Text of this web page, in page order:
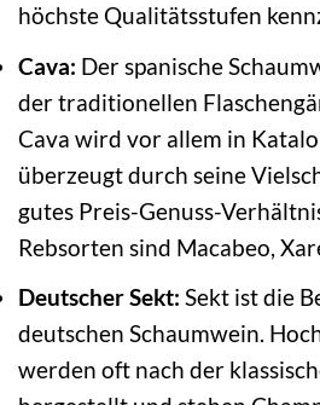
höchste Qualitätsstufen
Cava: Der spanische
der traditionellen
Cava wird vor allem in
überzeugt durch seine
gutes Preis-Genuss-
Rebsorten sind Macabeo,
Deutscher Sekt: Sekt ist die
deutschen Schaumwein.
werden oft nach der